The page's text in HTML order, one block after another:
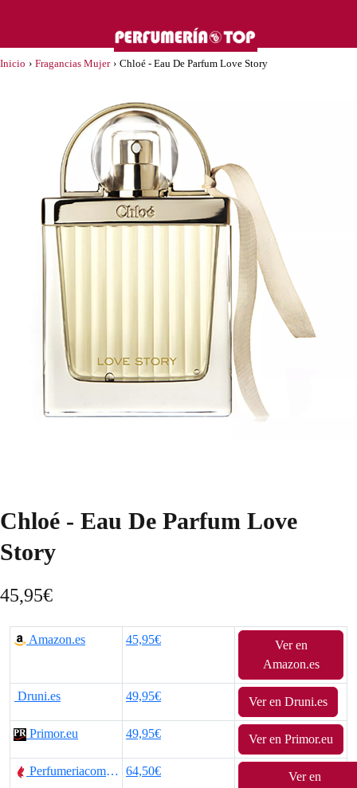
Inicio › Fragancias Mujer › Chloé - Eau De Parfum Love Story
Chloé - Eau De Parfum Love
Story
45,95€
Amazon.es 45,95€
Ver en
Amazon.es
Druni.es 49,95€ Ver en Druni.es
Primor.eu 49,95€ Ver en Primor.eu
Perfumeriacomas.com 64,50€
Ver en